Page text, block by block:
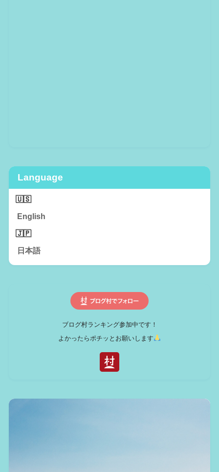
Language
English
日本語
ブログ村ランキング参加中です！
よかったらポチッとお願いします